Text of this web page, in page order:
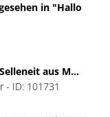
in "Hallo
aus M...
- ID: 101731